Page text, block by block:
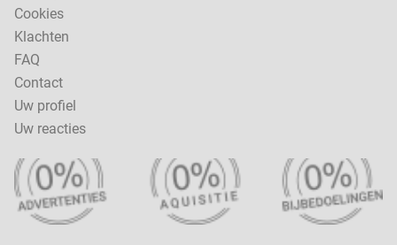
Cookies
Klachten
FAQ
Contact
Uw profiel
Uw reacties